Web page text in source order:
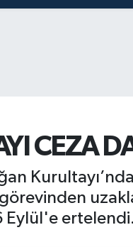
CEZA
görevinden
Eylül'e ertelendi.